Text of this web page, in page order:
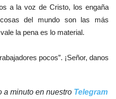
a la voz de Cristo, los engaña
del mundo son las más
la pena es lo material.
pocos”. ¡Señor, danos
a minuto en nuestro Telegram